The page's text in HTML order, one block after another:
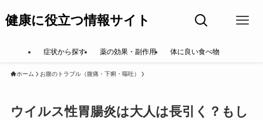
健康に役立つ情報サイト
症状から探す 薬の効果・副作用 体に良い食べ物
ホーム お腹のトラブル（腹痛・下痢・嘔吐）
ウイルス性胃腸炎は大人は長引く？もし